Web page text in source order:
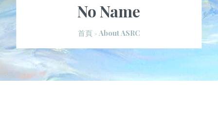
No Name
首頁 > About ASRC